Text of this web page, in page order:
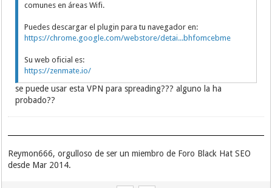
comunes en áreas Wifi.
Puedes descargar el plugin para tu navegador en:
https://chrome.google.com/webstore/detai...bhfomcebme
Su web oficial es:
https://zenmate.io/
se puede usar esta VPN para spreading??? alguno la ha
probado??
Reymon666, orgulloso de ser un miembro de Foro Black Hat SEO
desde Mar 2014.